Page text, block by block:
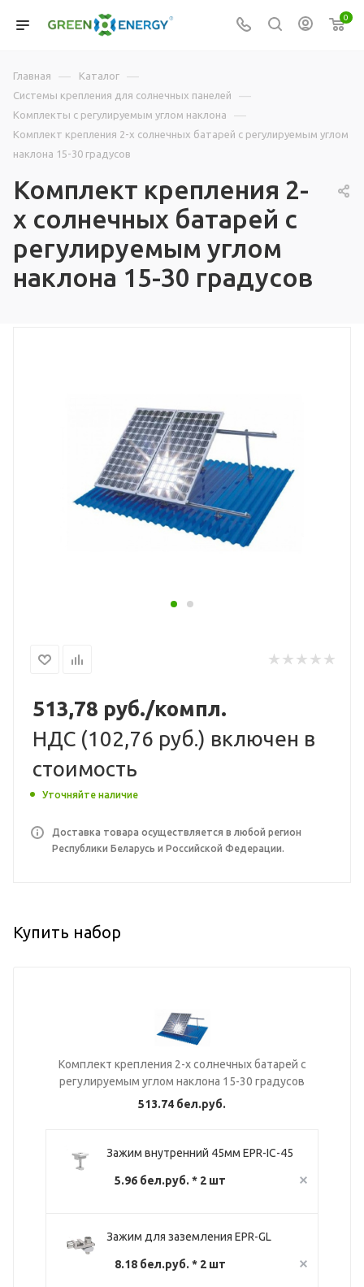
0
Главная — Каталог —
Системы крепления для солнечных панелей —
Комплекты с регулируемым углом наклона —
Комплект крепления 2-х солнечных батарей с регулируемым углом
наклона 15-30 градусов
Комплект крепления 2-
х солнечных батарей с
регулируемым углом
наклона 15-30 градусов
513,78 руб./компл.
НДС (102,76 руб.) включен в
стоимость
Уточняйте наличие
Доставка товара осуществляется в любой регион
Республики Беларусь и Российской Федерации.
Купить набор
Комплект крепления 2-х солнечных батарей с
регулируемым углом наклона 15-30 градусов
513.74 бел.руб.
Зажим внутренний 45мм EPR-IC-45
5.96 бел.руб. * 2 шт
Зажим для заземления EPR-GL
8.18 бел.руб. * 2 шт